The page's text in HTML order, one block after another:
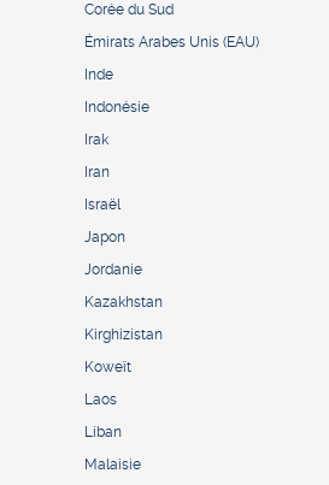
Corée du Sud
Émirats Arabes Unis (EAU)
Inde
Indonésie
Irak
Iran
Israël
Japon
Jordanie
Kazakhstan
Kirghizistan
Koweït
Laos
Liban
Malaisie